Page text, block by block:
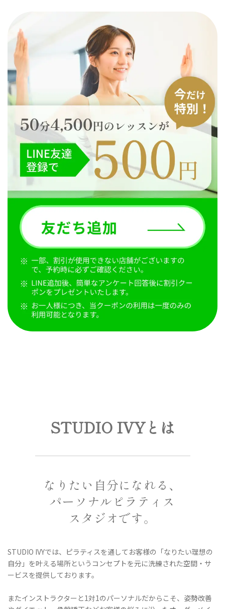
STUDIO IVYとは
なりたい自分になれる、
パーソナルピラティス
スタジオです。
STUDIO IVYでは、ピラティスを通してお客様の「なりたい理想の
自分」を叶える場所というコンセプトを元に洗練された空間・サ
ービスを提供しております。
またインストラクターと1対1のパーソナルだからこそ、 姿勢改善